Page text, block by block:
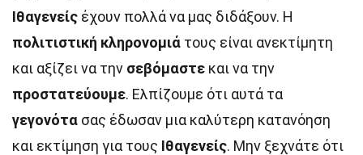
Ιθαγενείς έχουν πολλά να μας διδάξουν. Η
πολιτιστική κληρονομιά τους είναι ανεκτίμητη
και αξίζει να την σεβόμαστε και να την
προστατεύουμε. Ελπίζουμε ότι αυτά τα
γεγονότα σας έδωσαν μια καλύτερη κατανόηση
και εκτίμηση για τους Ιθαγενείς. Μην ξεχνάτε ότι